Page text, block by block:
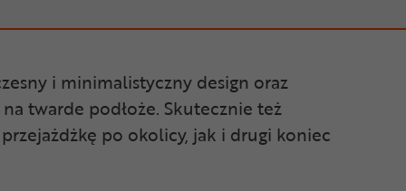
i minimalistyczny design oraz
twarde podłoże. Skutecznie też
po okolicy, jak i drugi koniec